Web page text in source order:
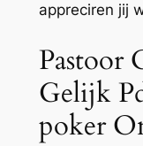
appreciren jij
Pastoor
Gelijk
poker